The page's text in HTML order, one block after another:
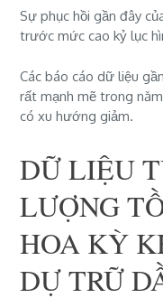
Sự phục hồi gần đây
trước mức cao kỷ lục
Các báo cáo dữ liệu
rất mạnh mẽ trong
có xu hướng giảm.
DỮ LIỆU
LƯỢNG
HOA KỲ
DỰ TRỮ